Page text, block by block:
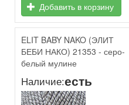
Добавить в корзину
ELIT BABY NAKO (ЭЛИТ
БЕБИ НАКО) 21353 - серо-
белый мулине
Наличие:есть